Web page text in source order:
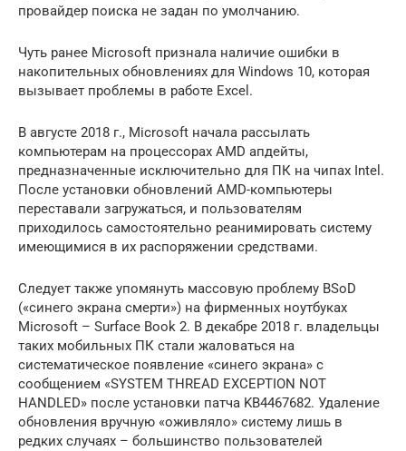
провайдер поиска не задан по умолчанию.
Чуть ранее Microsoft признала наличие ошибки в
накопительных обновлениях для Windows 10, которая
вызывает проблемы в работе Excel.
В августе 2018 г., Microsoft начала рассылать
компьютерам на процессорах AMD апдейты,
предназначенные исключительно для ПК на чипах Intel.
После установки обновлений AMD-компьютеры
переставали загружаться, и пользователям
приходилось самостоятельно реанимировать систему
имеющимися в их распоряжении средствами.
Следует также упомянуть массовую проблему BSoD
(«синего экрана смерти») на фирменных ноутбуках
Microsoft – Surface Book 2. В декабре 2018 г. владельцы
таких мобильных ПК стали жаловаться на
систематическое появление «синего экрана» с
сообщением «SYSTEM THREAD EXCEPTION NOT
HANDLED» после установки патча KB4467682. Удаление
обновления вручную «оживляло» систему лишь в
редких случаях – большинство пользователей